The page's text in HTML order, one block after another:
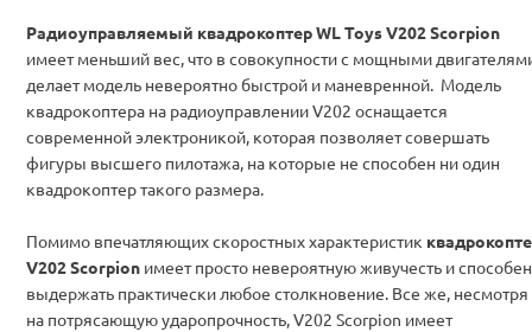
Радиоуправляемый квадрокоптер WL Toys V202 Scorpion
имеет меньший вес, что в совокупности с мощными
делает модель невероятно быстрой и маневренной. Модель
квадрокоптера на радиоуправлении V202 оснащается
современной электроникой, которая позволяет совершать
фигуры высшего пилотажа, на которые не способен ни один
квадрокоптер такого размера.
Помимо впечатляющих скоростных характеристик
V202 Scorpion имеет просто невероятную живучесть и способен
выдержать практически любое столкновение. Все же, несмотря
на потрясающую ударопрочность, V202 Scorpion имеет